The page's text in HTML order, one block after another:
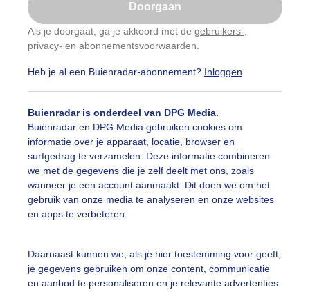
Doorgaan
Als je doorgaat, ga je akkoord met de gebruikers-
privacy- en abonnementsvoorwaarden
Heb je al een Buienradar-abonnement? Inloggen
Buienradar is onderdeel van DPG Media.
Buienradar en DPG Media gebruiken cookies om
informatie over je apparaat, locatie, browser en
surfgedrag te verzamelen. Deze informatie combineren
we met de gegevens die je zelf deelt met ons, zoals
wanneer je een account aanmaakt. Dit doen we om het
gebruik van onze media te analyseren en onze websites
en apps te verbeteren.
Daarnaast kunnen we, als je hier toestemming voor geeft,
je gegevens gebruiken om onze content, communicatie
en aanbod te personaliseren en je relevante advertenties
in de zon met donkere wolken boven Akersloot
Jos Hendriks Gemaakt: 17-05-2026, 67x bekeken
Nu niet, misschien later
Gebruik je Safari en wil je niet elke dag deze pop-up
Klikhierom dit aan te passen